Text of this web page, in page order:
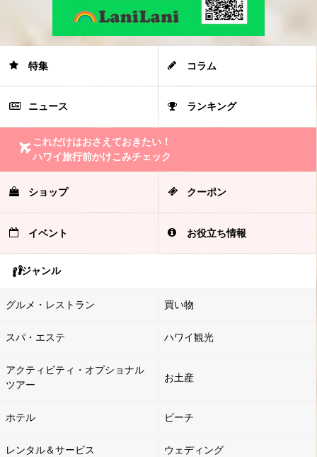
特集 コラム
ニュース ランキング
これだけはおさえておきたい！
ハワイ旅行前かけこみチェック
ショップ クーポン
イベント お役立ち情報
ジャンル
グルメ・レストラン 買い物
スパ・エステ ハワイ観光
アクティビティ・オプショナル
ツアー
お土産
ホテル ビーチ
レンタル＆サービス ウェディング